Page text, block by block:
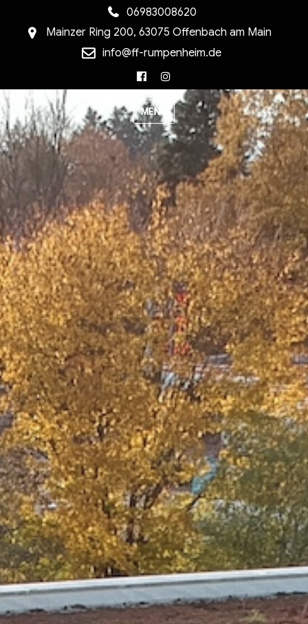
06983008620
Mainzer Ring 200, 63075 Offenbach am Main
info@ff-rumpenheim.de
Facebook
MENU